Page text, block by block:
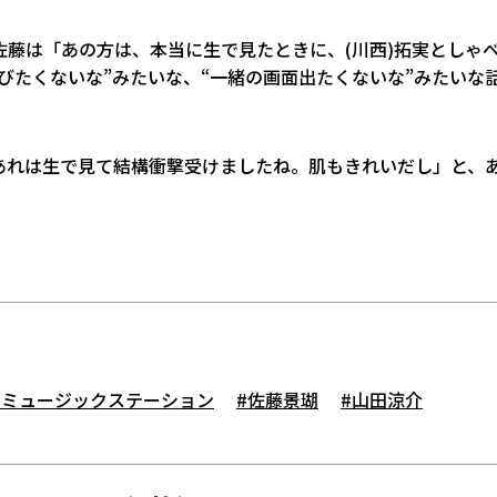
は「あの方は、本当に生で見たときに、(川西)拓実としゃ
くないな”みたいな、“一緒の画面出たくないな”みたいな
は生で見て結構衝撃受けましたね。肌もきれいだし」と、
ュージックステーション #佐藤景瑚 #山田涼介